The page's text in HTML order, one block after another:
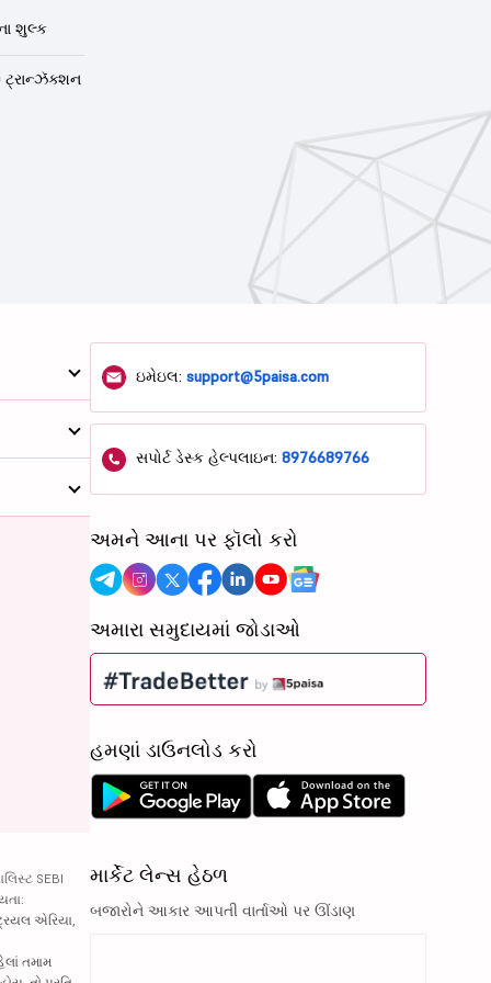
શુલ્ક
SEBI
એરિયા,
તમામ
ઇમેઇલ:support@5paisa.com
સપોર્ટ ડેસ્ક હેલ્પલાઇન:8976689766
અમને આના પર ફૉલો કરો
અમારા સમુદાયમાં જોડાઓ
હમણાં ડાઉનલોડ કરો
માર્કેટ લેન્સ હેઠળ
બજારોને આકાર આપતી વાર્તાઓ પર ઊંડાણ